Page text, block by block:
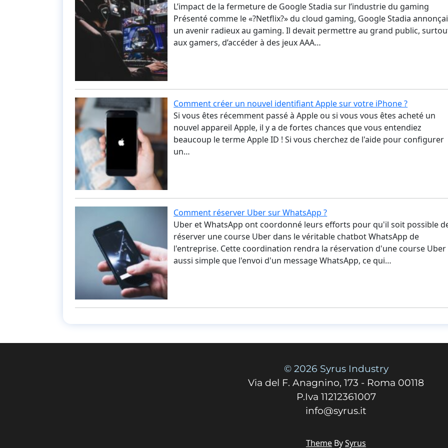
L’impact de la fermeture de Google Stadia sur l’industrie du gaming
Présenté comme le «?Netflix?» du cloud gaming, Google Stadia
un avenir radieux au gaming. Il devait permettre au grand public,
aux gamers, d’accéder à des jeux AAA…
Comment créer un nouvel identifiant Apple sur votre iPhone ?
Si vous êtes récemment passé à Apple ou si vous vous êtes acheté un
nouvel appareil Apple, il y a de fortes chances que vous entendiez
beaucoup le terme Apple ID ! Si vous cherchez de l'aide pour configurer
un…
Comment réserver Uber sur WhatsApp ?
Uber et WhatsApp ont coordonné leurs efforts pour qu'il soit possible
réserver une course Uber dans le véritable chatbot WhatsApp de
l'entreprise. Cette coordination rendra la réservation d'une course Uber
aussi simple que l'envoi d'un message WhatsApp, ce qui…
© 2026 Syrus Industry
Via del F. Anagnino, 173 - Roma 00118
P.Iva 11212361007
info@syrus.it
Theme BySyrus